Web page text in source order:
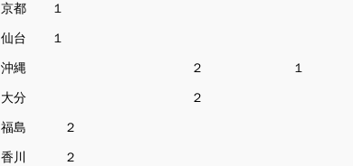
京都 １
仙台 １
沖縄 ２ １
大分 ２
福島 ２
香川 ２